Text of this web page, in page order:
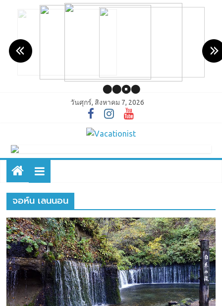
วันศุกร์, สิงหาคม 7, 2026
จอห์น เลนนอน